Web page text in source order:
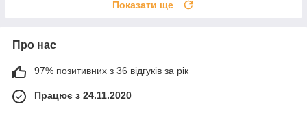
Показати ще
Про нас
97% позитивних з 36 відгуків за рік
Працює з 24.11.2020